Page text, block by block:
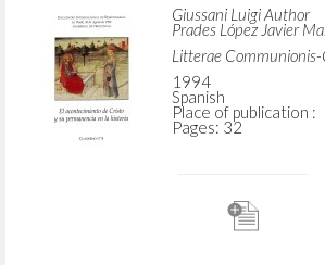
Giussani Luigi Author
Prades López Javier
Litterae Communionis-
1994
Spanish
Place of publication :
Pages: 32